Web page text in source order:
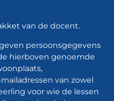
van de docent.
persoonsgegevens
hierboven genoemde
van zowel
voor wie de lessen